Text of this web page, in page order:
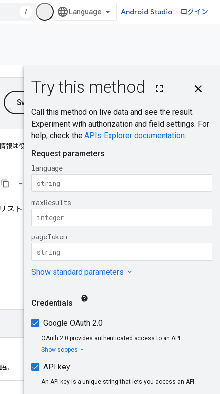
/ Android Studio ログイン
容
ト
クエリ パラメー
タ
レスポンスの本
試してみる
報は役に立ちましたか？
ストを返します。
。